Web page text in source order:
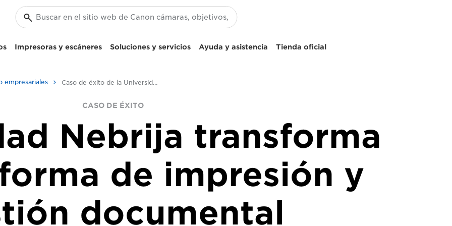
Impresoras y escáneres Soluciones y servicios Ayuda y asistencia Tienda oficial
empresariales Caso de éxito de la Universidad Nebrija
CASO DE ÉXITO
Nebrija transforma
de impresión y
documental